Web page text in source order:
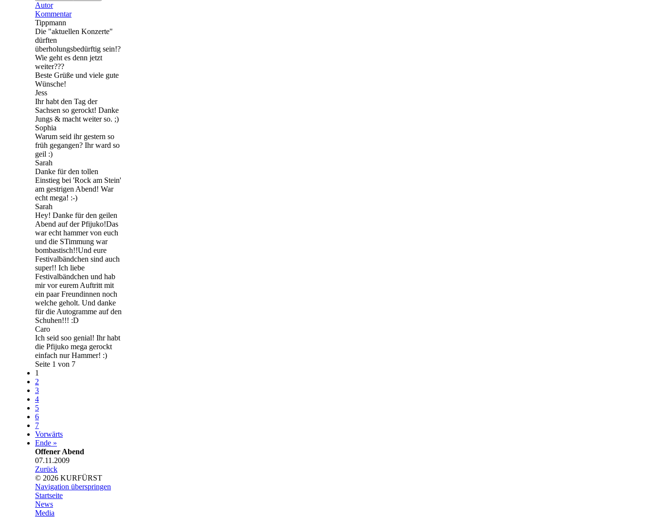
Autor
Kommentar
Tippmann
Die "aktuellen Konzerte"
dürften
überholungsbedürftig sein!?
Wie geht es denn jetzt
weiter???
Beste Grüße und viele gute
Wünsche!
Jess
Ihr habt den Tag der
Sachsen so gerockt! Danke
Jungs & macht weiter so. ;)
Sophia
Warum seid ihr gestern so
früh gegangen? Ihr ward so
geil :)
Sarah
Danke für den tollen
Einstieg bei 'Rock am Stein'
am gestrigen Abend! War
echt mega! :-)
Sarah
Hey! Danke für den geilen
Abend auf der Pfijuko!Das
war echt hammer von euch
und die STimmung war
bombastisch!!Und eure
Festivalbändchen sind auch
super!! Ich liebe
Festivalbändchen und hab
mir vor eurem Auftritt mit
ein paar Freundinnen noch
welche geholt. Und danke
für die Autogramme auf den
Schuhen!!! :D
Caro
Ich seid soo genial! Ihr habt
die Pfijuko mega gerockt
einfach nur Hammer! :)
Seite 1 von 7
1
2
3
4
5
6
7
Vorwärts
Ende »
Offener Abend
07.11.2009
Zurück
© 2026 KURFÜRST
Navigation überspringen
Startseite
News
Media